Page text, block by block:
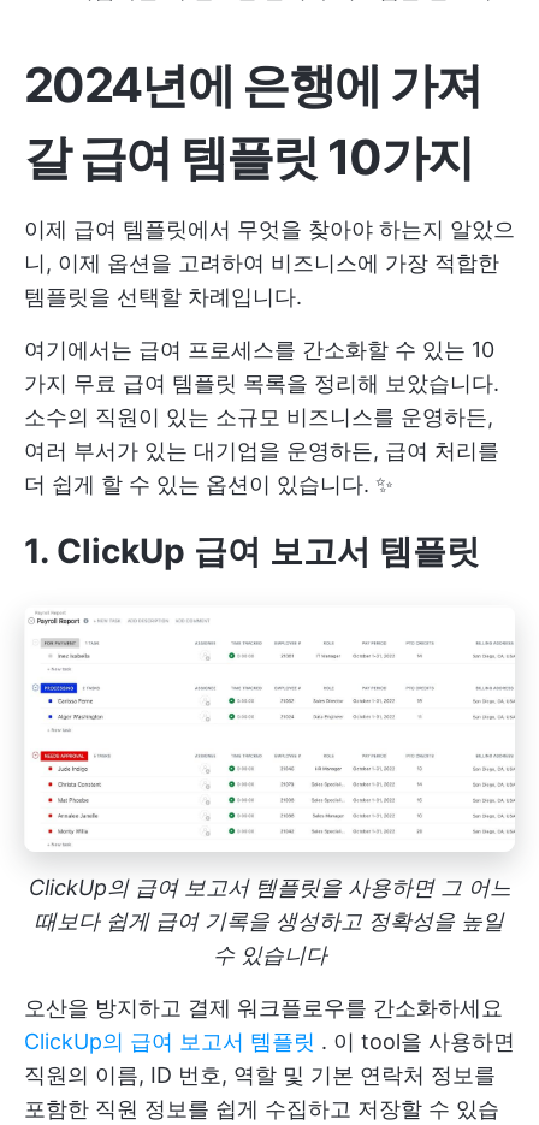
2024년에 은행에 가져
갈 급여 템플릿 10가지
이제 급여 템플릿에서 무엇을 찾아야 하는지 알았으
니, 이제 옵션을 고려하여 비즈니스에 가장 적합한
템플릿을 선택할 차례입니다.
여기에서는 급여 프로세스를 간소화할 수 있는 10
가지 무료 급여 템플릿 목록을 정리해 보았습니다.
소수의 직원이 있는 소규모 비즈니스를 운영하든,
여러 부서가 있는 대기업을 운영하든, 급여 처리를
더 쉽게 할 수 있는 옵션이 있습니다. ✨
1. ClickUp 급여 보고서 템플릿
ClickUp의 급여 보고서 템플릿을 사용하면 그 어느
때보다 쉽게 급여 기록을 생성하고 정확성을 높일
수 있습니다
오산을 방지하고 결제 워크플로우를 간소화하세요
ClickUp의 급여 보고서 템플릿 . 이 tool을 사용하면
직원의 이름, ID 번호, 역할 및 기본 연락처 정보를
포함한 직원 정보를 쉽게 수집하고 저장할 수 있습